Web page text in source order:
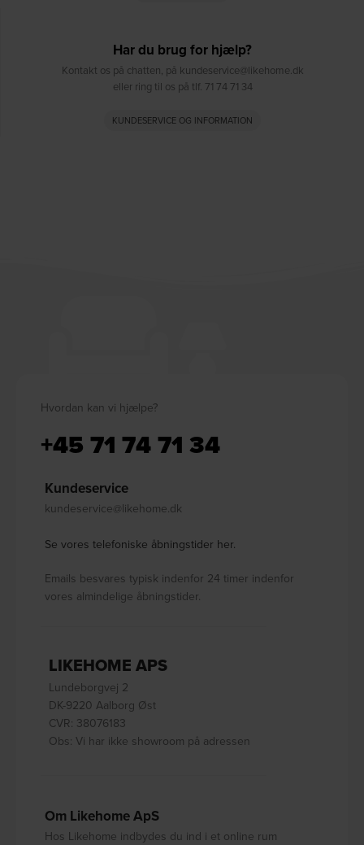
Har du brug for hjælp?
Kontakt os på chatten, på kundeservice@likehome.dk
eller ring til os på tlf. 71 74 71 34
KUNDESERVICE OG INFORMATION
Hvordan kan vi hjælpe?
+45 71 74 71 34
Kundeservice
kundeservice@likehome.dk
Se vores telefoniske åbningstider her.
Emails besvares typisk indenfor 24 timer indenfor
vores almindelige åbningstider.
LIKEHOME APS
Lundeborgvej 2
DK-9220 Aalborg Øst
CVR: 38076183
Obs: Vi har ikke showroom på adressen
Om Likehome ApS
Hos Likehome indbydes du ind i et online rum